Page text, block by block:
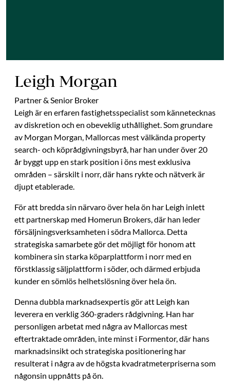
Leigh Morgan
Partner & Senior Broker
Leigh är en erfaren fastighetsspecialist som kännetecknas
av diskretion och en obeveklig uthållighet. Som grundare
av Morgan Morgan, Mallorcas mest välkända property
search- och köprådgivningsbyrå, har han under över 20
år byggt upp en stark position i öns mest exklusiva
områden – särskilt i norr, där hans rykte och nätverk är
djupt etablerade.
För att bredda sin närvaro över hela ön har Leigh inlett
ett partnerskap med Homerun Brokers, där han leder
försäljningsverksamheten i södra Mallorca. Detta
strategiska samarbete gör det möjligt för honom att
kombinera sin starka köparplattform i norr med en
förstklassig säljplattform i söder, och därmed erbjuda
kunder en sömlös helhetslösning över hela ön.
Denna dubbla marknadsexpertis gör att Leigh kan
leverera en verklig 360-graders rådgivning. Han har
personligen arbetat med några av Mallorcas mest
eftertraktade områden, inte minst i Formentor, där hans
marknadsinsikt och strategiska positionering har
resulterat i några av de högsta kvadratmeterpriserna som
någonsin uppnåtts på ön.